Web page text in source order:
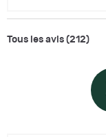
Tous les avis (212)